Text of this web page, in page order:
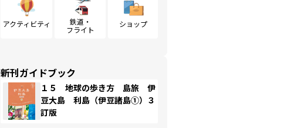
アクティビティ
鉄道・
フライト
ショップ
新刊ガイドブック
１５ 地球の歩き方 島旅 伊
豆大島 利島（伊豆諸島①）３
訂版